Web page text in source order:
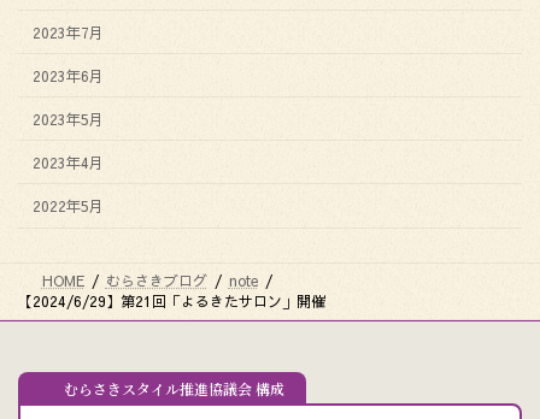
2023年7月
2023年6月
2023年5月
2023年4月
2022年5月
HOME むらさきブログ
note
【2024/6/29】第21回「よるきたサロン」開催
むらさきスタイル推進協議会 構成